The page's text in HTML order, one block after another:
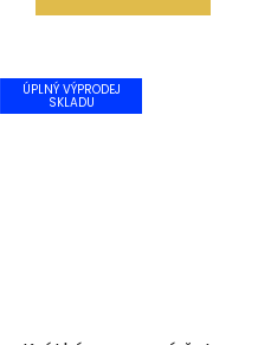
ÚPLNÝ VÝPRODEJ
SKLADU